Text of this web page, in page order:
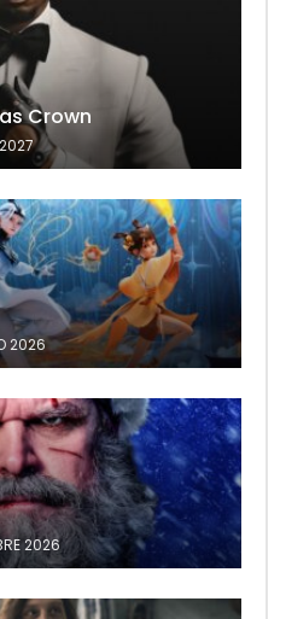
Crown
2026
2026